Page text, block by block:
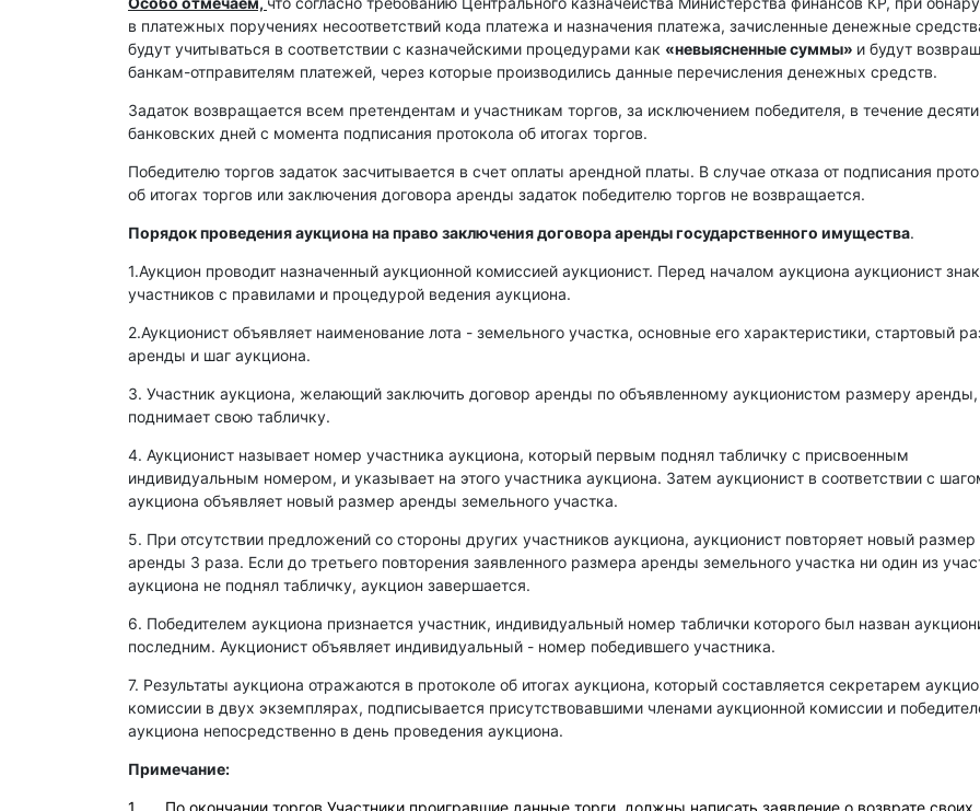
в платежных поручениях несоответствий кода платежа и назначения платежа, зачисленные денежные
будут учитываться в соответствии с казначейскими процедурами как «невыясненные суммы» и будут
банкам-отправителям платежей, через которые производились данные перечисления денежных средств.
Задаток возвращается всем претендентам и участникам торгов, за исключением победителя, в течение десяти
банковских дней с момента подписания протокола об итогах торгов.
Победителю торгов задаток засчитывается в счет оплаты арендной платы. В случае отказа от подписания
об итогах торгов или заключения договора аренды задаток победителю торгов не возвращается.
Порядок проведения аукциона на право заключения договора аренды государственного имущества.
1.Аукцион проводит назначенный аукционной комиссией аукционист. Перед началом аукциона аукционист
участников с правилами и процедурой ведения аукциона.
2.Аукционист объявляет наименование лота - земельного участка, основные его характеристики, стартовый
аренды и шаг аукциона.
3. Участник аукциона, желающий заключить договор аренды по объявленному аукционистом размеру аренды,
поднимает свою табличку.
4. Аукционист называет номер участника аукциона, который первым поднял табличку с присвоенным
индивидуальным номером, и указывает на этого участника аукциона. Затем аукционист в соответствии с
аукциона объявляет новый размер аренды земельного участка.
5. При отсутствии предложений со стороны других участников аукциона, аукционист повторяет новый размер
аренды 3 раза. Если до третьего повторения заявленного размера аренды земельного участка ни один из
аукциона не поднял табличку, аукцион завершается.
6. Победителем аукциона признается участник, индивидуальный номер таблички которого был назван
последним. Аукционист объявляет индивидуальный - номер победившего участника.
7. Результаты аукциона отражаются в протоколе об итогах аукциона, который составляется секретарем
комиссии в двух экземплярах, подписывается присутствовавшими членами аукционной комиссии и
аукциона непосредственно в день проведения аукциона.
Примечание:
1. По окончании торгов Участники проигравшие данные торги, должны написать заявление о возврате своих